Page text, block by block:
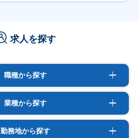
求人を探す
職種から探す
業種から探す
勤務地から探す